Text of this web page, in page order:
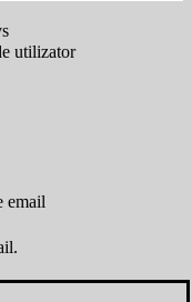
utilizator
email